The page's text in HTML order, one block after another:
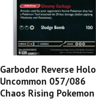
Garbodor Reverse Holo
Uncommon 057/086
Chaos Rising Pokemon